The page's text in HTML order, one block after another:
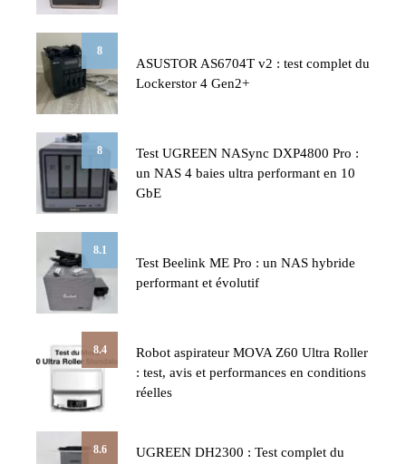
8
ASUSTOR AS6704T v2 : test complet du
Lockerstor 4 Gen2+
8
Test UGREEN NASync DXP4800 Pro :
un NAS 4 baies ultra performant en 10
GbE
8.1
Test Beelink ME Pro : un NAS hybride
performant et évolutif
8.4
Robot aspirateur MOVA Z60 Ultra Roller
: test, avis et performances en conditions
réelles
8.6
UGREEN DH2300 : Test complet du